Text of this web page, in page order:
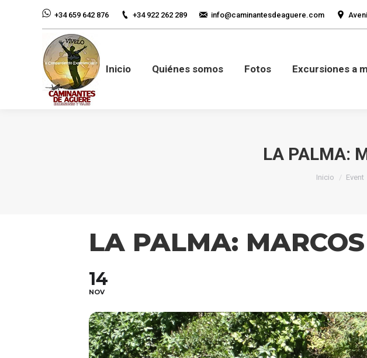
+34 659 642 876 +34 922 262 289 info@caminantesdeaguere.com
Inicio Quiénes somos Fotos Excursiones a
LA PALMA:
Estás aquí:
Inicio Event
LA PALMA:
14
NOV